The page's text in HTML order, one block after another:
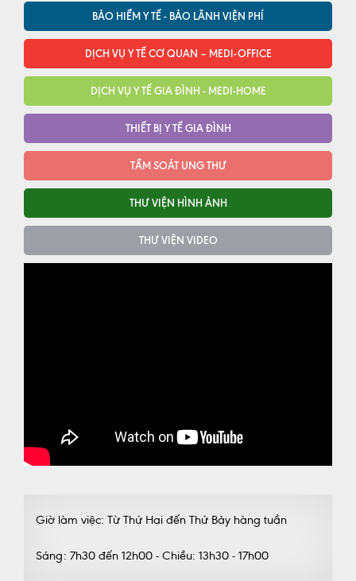
BẢO HIỂM Y TẾ - BẢO LÃNH VIỆN PHÍ
DỊCH VỤ Y TẾ CƠ QUAN – MEDI-OFFICE
DỊCH VỤ Y TẾ GIA ĐÌNH - MEDI-HOME
THIẾT BỊ Y TẾ GIA ĐÌNH
TẦM SOÁT UNG THƯ
THƯ VIỆN HÌNH ẢNH
THƯ VIỆN VIDEO
Giờ làm việc: Từ Thứ Hai đến Thứ Bảy hàng tuần
Sáng: 7h30 đến 12h00 - Chiều: 13h30 - 17h00